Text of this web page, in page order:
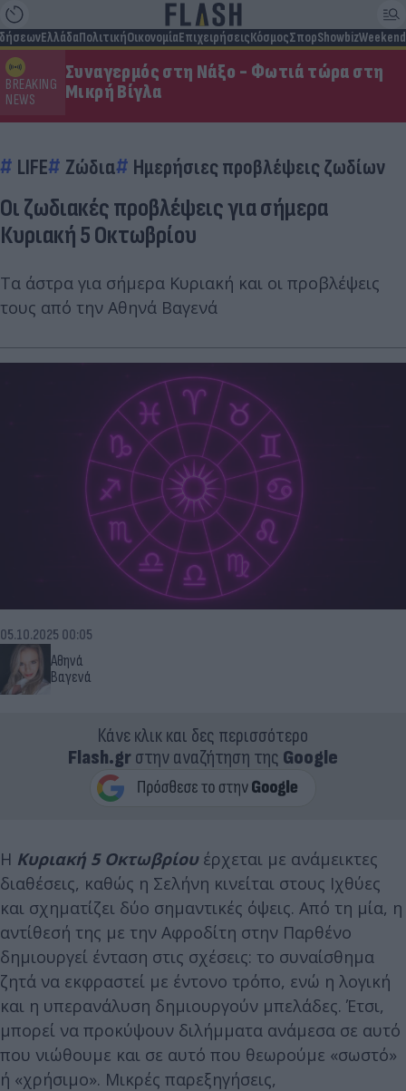
ΕλλάδαΠολιτικήΟικονομίαΕπιχειρήσειςΚόσμοςΣπορShowbizWeekend
BREAKING
NEWS
Συναγερμός στη Νάξο - Φωτιά τώρα στη
Μικρή Βίγλα
LIFE Ζώδια Ημερήσιες προβλέψεις ζωδίων
Οι ζωδιακές προβλέψεις για σήμερα
Κυριακή 5 Οκτωβρίου
Τα άστρα για σήμερα Κυριακή και οι προβλέψεις
τους από την Αθηνά Βαγενά
Αθηνά
Βαγενά
05.10.2025 00:05
Κάνε κλικ και δες περισσότερο
Flash.grστην αναζήτηση της Google
Η Κυριακή 5 Οκτωβρίουέρχεται με ανάμεικτες
διαθέσεις, καθώς η Σελήνη κινείται στους Ιχθύες
και σχηματίζει δύο σημαντικές όψεις. Από τη μία, η
αντίθεσή της με την Αφροδίτη στην Παρθένο
δημιουργεί ένταση στις σχέσεις: το συναίσθημα
ζητά να εκφραστεί με έντονο τρόπο, ενώ η λογική
και η υπερανάλυση δημιουργούν μπελάδες. Έτσι,
μπορεί να προκύψουν διλήμματα ανάμεσα σε αυτό
που νιώθουμε και σε αυτό που θεωρούμε «σωστό»
ή «χρήσιμο». Μικρές παρεξηγήσεις,